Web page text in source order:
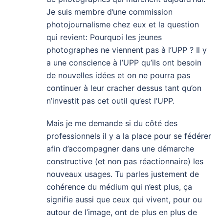
Je suis membre d’une commission
photojournalisme chez eux et la question
qui revient: Pourquoi les jeunes
photographes ne viennent pas à l’UPP ? Il y
a une conscience à l’UPP qu’ils ont besoin
de nouvelles idées et on ne pourra pas
continuer à leur cracher dessus tant qu’on
n’investit pas cet outil qu’est l’UPP.
Mais je me demande si du côté des
professionnels il y a la place pour se fédérer
afin d’accompagner dans une démarche
constructive (et non pas réactionnaire) les
nouveaux usages. Tu parles justement de
cohérence du médium qui n’est plus, ça
signifie aussi que ceux qui vivent, pour ou
autour de l’image, ont de plus en plus de